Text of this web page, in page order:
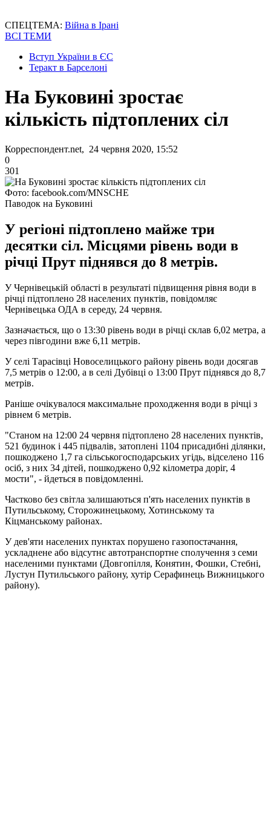
СПЕЦТЕМА: Війна в Ірані
ВСІ ТЕМИ
Вступ України в ЄС
Теракт в Барселоні
На Буковині зростає
кількість підтоплених сіл
Корреспондент.net, 24 червня 2020, 15:52
0
301
Фото: facebook.com/MNSCHE
Паводок на Буковині
У регіоні підтоплено майже три
десятки сіл. Місцями рівень води в
річці Прут піднявся до 8 метрів.
У Чернівецькій області в результаті підвищення рівня води в
річці підтоплено 28 населених пунктів, повідомляє
Чернівецька ОДА в середу, 24 червня.
Зазначається, що о 13:30 рівень води в річці склав 6,02 метра, а
через півгодини вже 6,11 метрів.
У селі Тарасівці Новоселицького району рівень води досягав
7,5 метрів о 12:00, а в селі Дубівці о 13:00 Прут піднявся до 8,7
метрів.
Раніше очікувалося максимальне проходження води в річці з
рівнем 6 метрів.
"Станом на 12:00 24 червня підтоплено 28 населених пунктів,
521 будинок і 445 підвалів, затоплені 1104 присадибні ділянки,
пошкоджено 1,7 га сільськогосподарських угідь, відселено 116
осіб, з них 34 дітей, пошкоджено 0,92 кілометра доріг, 4
мости", - йдеться в повідомленні.
Частково без світла залишаються п'ять населених пунктів в
Путильському, Сторожинецькому, Хотинському та
Кіцманському районах.
У дев'яти населених пунктах порушено газопостачання,
ускладнене або відсутнє автотранспортне сполучення з семи
населеними пунктами (Довгопілля, Конятин, Фошки, Стебні,
Лустун Путильського району, хутір Серафинець Вижницького
району).